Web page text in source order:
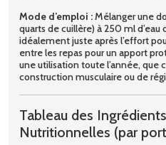
Mode d’emploi :Mélanger une
quarts de cuillère) à 250 ml d’eau
idéalement juste après l’effort
entre les repas pour un apport
une utilisation toute l’année, que
construction musculaire ou de
Tableau des
Nutritionnelles (par